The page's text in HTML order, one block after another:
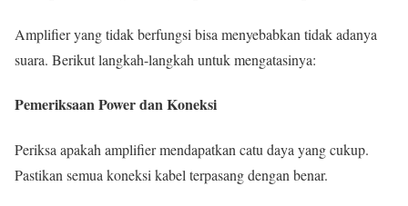
Amplifier yang tidak berfungsi bisa menyebabkan tidak adanya
suara. Berikut langkah-langkah untuk mengatasinya:
Pemeriksaan Power dan Koneksi
Periksa apakah amplifier mendapatkan catu daya yang cukup.
Pastikan semua koneksi kabel terpasang dengan benar.